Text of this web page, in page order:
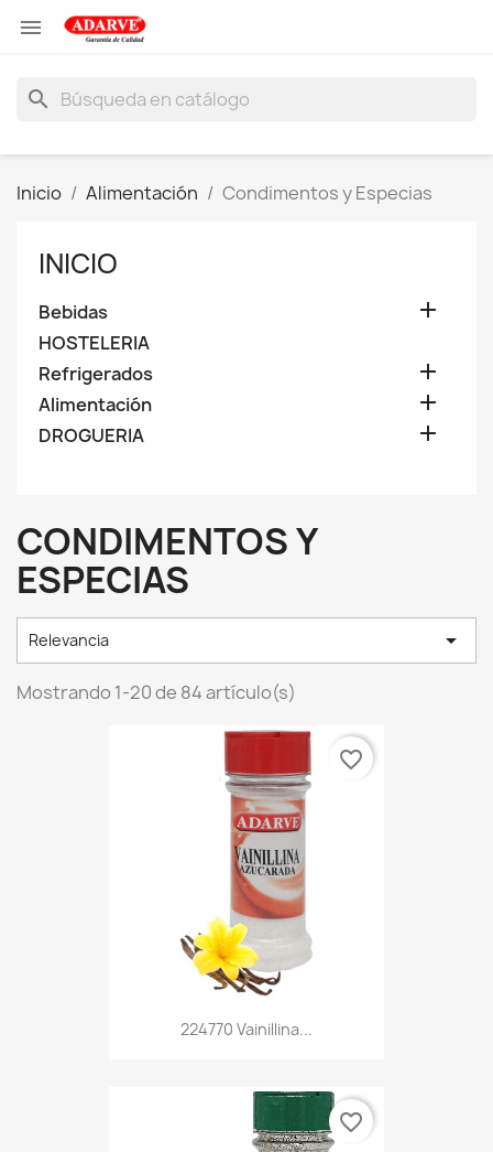

search
Inicio Alimentación Condimentos y Especias
INICIO
Bebidas 
HOSTELERIA
Refrigerados

Alimentación 
DROGUERIA 
CONDIMENTOS Y
ESPECIAS
Relevancia 
Mostrando 1-20 de 84 artículo(s)
224770 Vainillina...
favorite_border
favorite_border